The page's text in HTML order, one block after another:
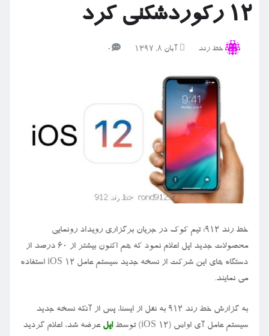
۱۲ رکوردشکنی کرد
خط رند آبان ۸, ۱۳۹۷ 0
خط رند ۹۱۲: تیم کوک در جریان برگزاری رویداد رونمایی
محصولات جدید اپل اعلام نمود که هم اکنون بیشتر از ۶۰ درصد از
دستگاه های این شرکت از نسخه جدید سیستم عامل iOS ۱۲ استفاده
می نمایند.
به گزارش خط رند ۹۱۲ به نقل از ایسنا، پس از آنکه نسخه جدید
سیستم عامل آی اواس (iOS ۱۲) توسط
اپل عرضه شد، اعلام گردید